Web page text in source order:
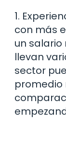
1.
con más
un salario
llevan
sector
promedio